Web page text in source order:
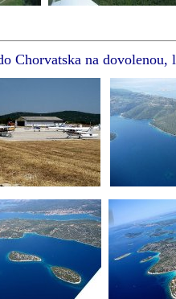
Chorvatska na dovolenou,